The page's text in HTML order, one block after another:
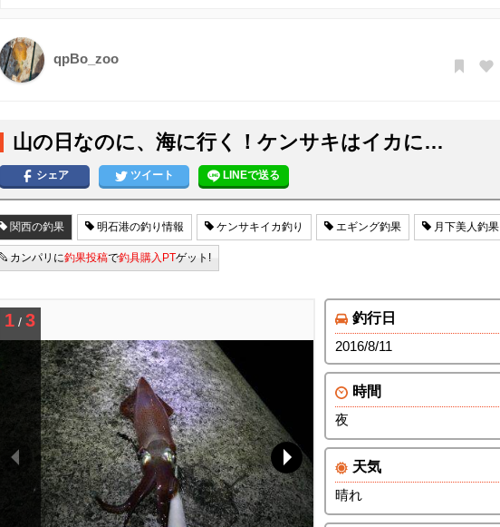
qpBo_zoo
山の日なのに、海に行く！ケンサキはイカに…
シェア ツイート LINEで送る
関西の釣果 明石港の釣り情報 ケンサキイカ釣り エギング釣果 月下美人釣果
カンパリに釣果投稿で釣具購入PTゲット!
1 / 3
釣行日
2016/8/11
時間
夜
天気
晴れ